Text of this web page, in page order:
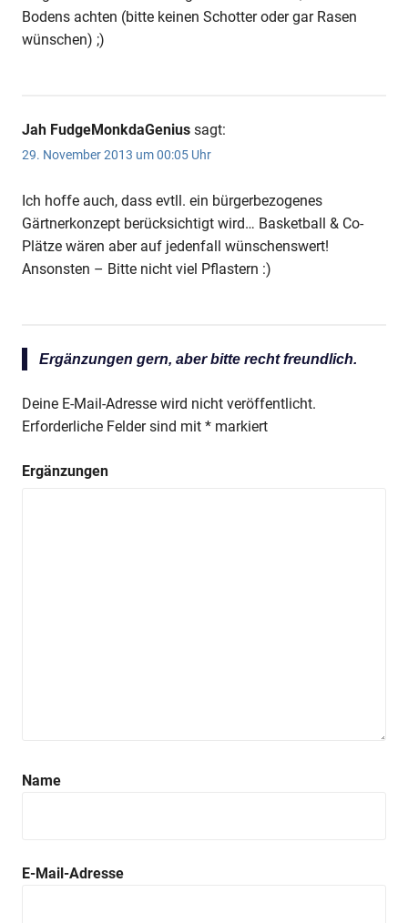
Bodens achten (bitte keinen Schotter oder gar Rasen
wünschen) ;)
Jah FudgeMonkdaGenius sagt:
29. November 2013 um 00:05 Uhr
Ich hoffe auch, dass evtll. ein bürgerbezogenes
Gärtnerkonzept berücksichtigt wird… Basketball & Co-
Plätze wären aber auf jedenfall wünschenswert!
Ansonsten – Bitte nicht viel Pflastern :)
Ergänzungen gern, aber bitte recht freundlich.
Deine E-Mail-Adresse wird nicht veröffentlicht.
Erforderliche Felder sind mit * markiert
Ergänzungen
Name
E-Mail-Adresse